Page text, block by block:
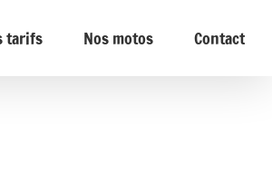
tarifs Nos motos Contact